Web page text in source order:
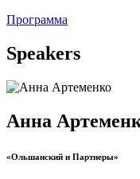
Программа
Speakers
Анна
«Ольшанский и Партнеры»